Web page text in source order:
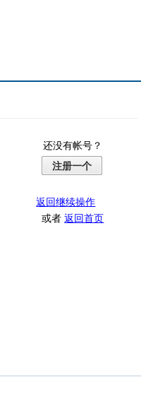
还没有帐号？
注册一个
返回继续操作
或者返回首页